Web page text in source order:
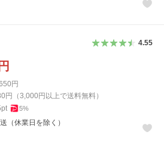
4.55
円
円
円 （3,000 円以上で送料無料）
pt 5%
（休業日を除く）